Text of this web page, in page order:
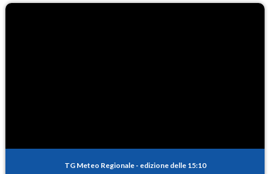
TG Meteo Regionale - edizione delle 15:10